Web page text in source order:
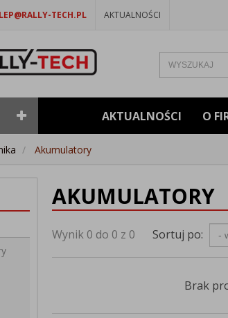
TECH.PL AKTUALNOŚCI
AKTUALNOŚCI O
Akumulatory
AKUMULATORY
Wynik 0 do 0 z 0 Sortuj po:
Brak